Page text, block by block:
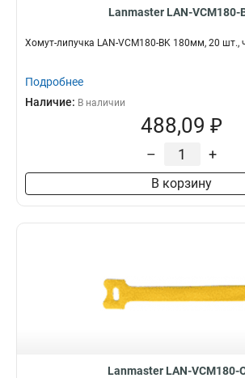
Lanmaster LAN-VCM180-
Хомут-липучка LAN-VCM180-BK 180мм, 20 шт.,
Подробнее
Наличие: В наличии
488,09 ₽
– +
В корзину
Lanmaster LAN-VCM180-